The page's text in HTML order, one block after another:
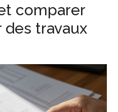
comparer
des travaux